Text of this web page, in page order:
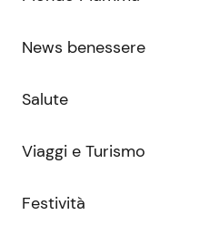
News benessere
Salute
Viaggi e Turismo
Festività